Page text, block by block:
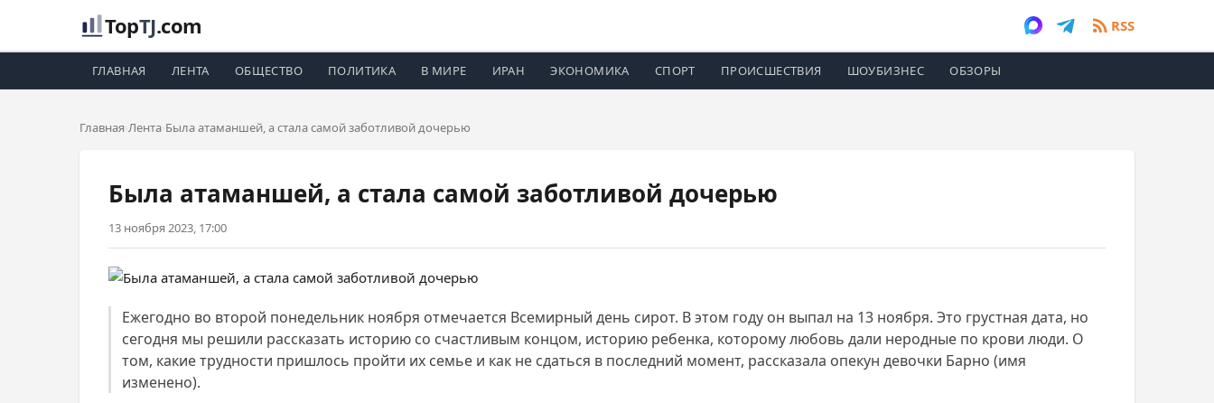
TopTJ.com RSS
ГЛАВНАЯ ЛЕНТА ОБЩЕСТВО ПОЛИТИКА В МИРЕ ИРАН ЭКОНОМИКА СПОРТ ПРОИСШЕСТВИЯ ШОУБИЗНЕС ОБЗОРЫ
Главная Лента Была атаманшей, а стала самой заботливой дочерью
Была атаманшей, а стала самой заботливой дочерью
13 ноября 2023, 17:00
Ежегодно во второй понедельник ноября отмечается Всемирный день сирот. В этом году он выпал на 13 ноября. Это грустная дата, но
сегодня мы решили рассказать историю со счастливым концом, историю ребенка, которому любовь дали неродные по крови люди. О
том, какие трудности пришлось пройти их семье и как не сдаться в последний момент, рассказала опекун девочки Барно (имя
изменено).